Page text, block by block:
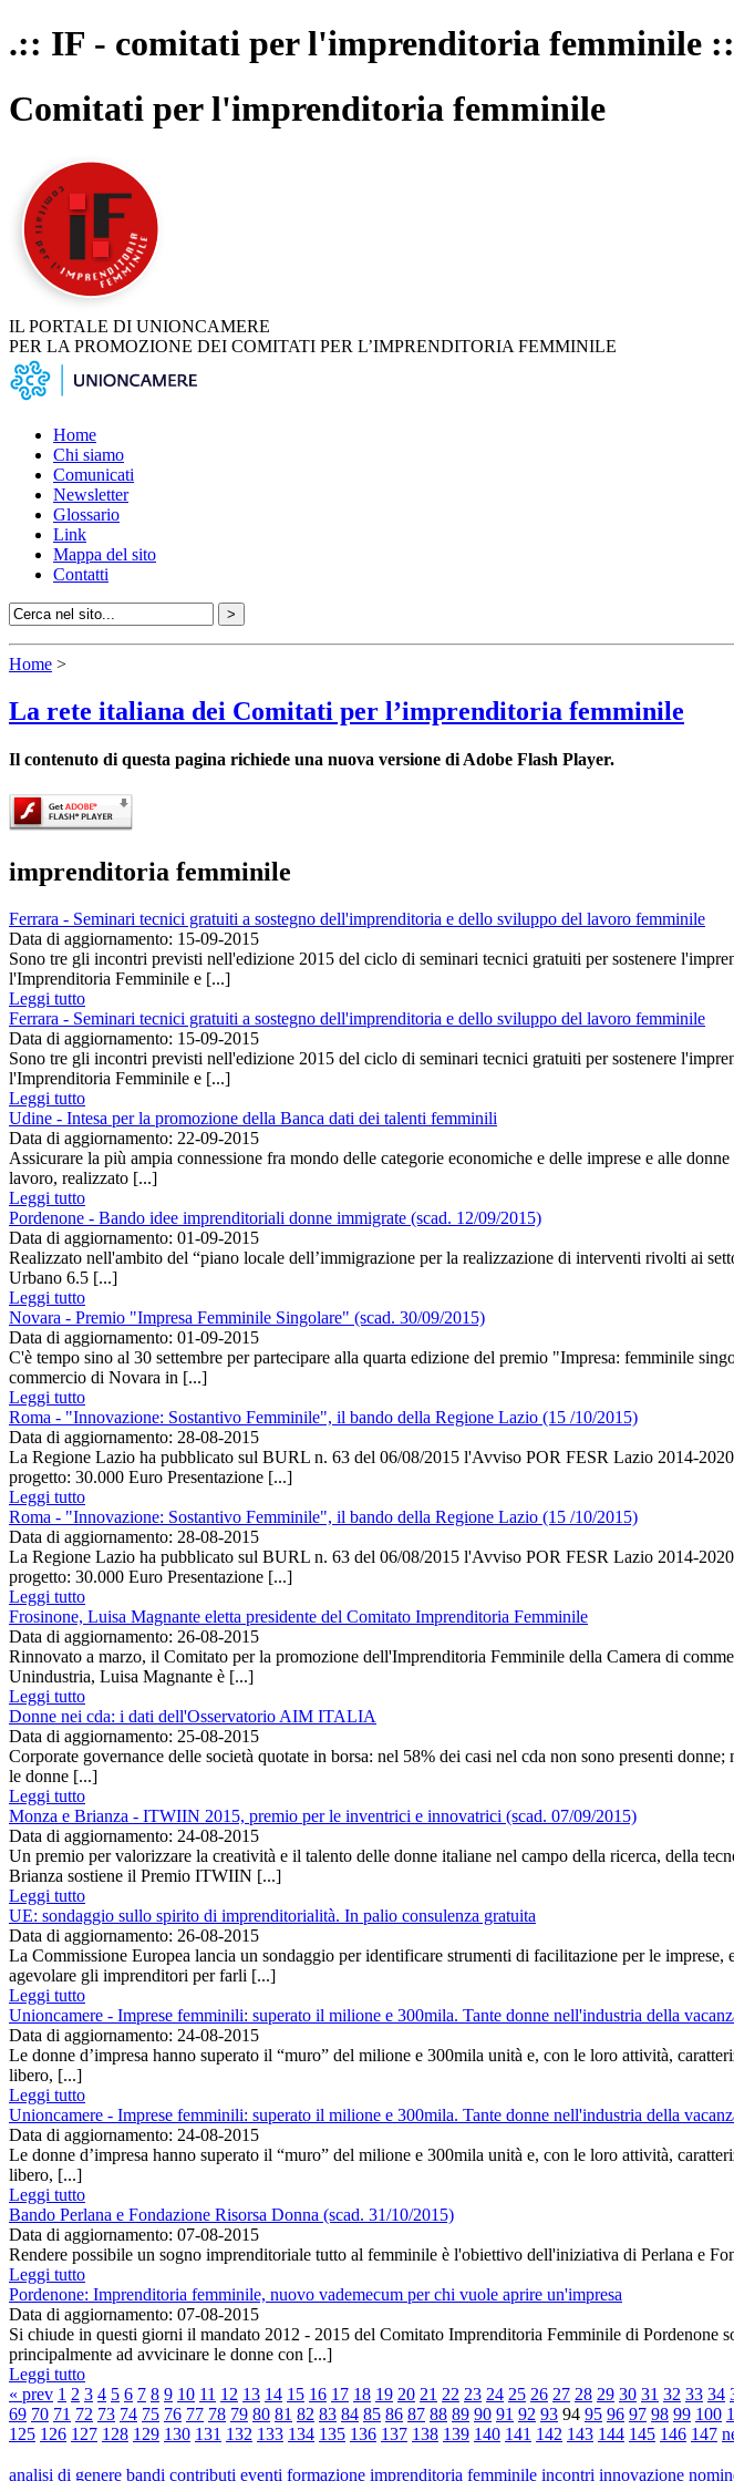
.:: IF - comitati per l'imprenditoria femminile
Comitati per l'imprenditoria femminile
IL PORTALE DI UNIONCAMERE
PER LA PROMOZIONE DEI COMITATI PER L’IMPRENDITORIA FEMMINILE
Home
Chi siamo
Comunicati
Newsletter
Glossario
Link
Mappa del sito
Contatti
Home >
La rete italiana dei Comitati per l’imprenditoria femminile
Il contenuto di questa pagina richiede una nuova versione di Adobe Flash Player.
imprenditoria femminile
Ferrara - Seminari tecnici gratuiti a sostegno dell'imprenditoria e dello sviluppo del lavoro femminile
Data di aggiornamento: 15-09-2015
Sono tre gli incontri previsti nell'edizione 2015 del ciclo di seminari tecnici gratuiti per sostenere
l'Imprenditoria Femminile e [...]
Leggi tutto
Ferrara - Seminari tecnici gratuiti a sostegno dell'imprenditoria e dello sviluppo del lavoro femminile
Data di aggiornamento: 15-09-2015
Sono tre gli incontri previsti nell'edizione 2015 del ciclo di seminari tecnici gratuiti per sostenere
l'Imprenditoria Femminile e [...]
Leggi tutto
Udine - Intesa per la promozione della Banca dati dei talenti femminili
Data di aggiornamento: 22-09-2015
Assicurare la più ampia connessione fra mondo delle categorie economiche e delle imprese e alle
lavoro, realizzato [...]
Leggi tutto
Pordenone - Bando idee imprenditoriali donne immigrate (scad. 12/09/2015)
Data di aggiornamento: 01-09-2015
Realizzato nell'ambito del “piano locale dell’immigrazione per la realizzazione di interventi rivolti ai
Urbano 6.5 [...]
Leggi tutto
Novara - Premio "Impresa Femminile Singolare" (scad. 30/09/2015)
Data di aggiornamento: 01-09-2015
C'è tempo sino al 30 settembre per partecipare alla quarta edizione del premio "Impresa: femminile
commercio di Novara in [...]
Leggi tutto
Roma - "Innovazione: Sostantivo Femminile", il bando della Regione Lazio (15 /10/2015)
Data di aggiornamento: 28-08-2015
La Regione Lazio ha pubblicato sul BURL n. 63 del 06/08/2015 l'Avviso POR FESR Lazio 2014-
progetto: 30.000 Euro Presentazione [...]
Leggi tutto
Roma - "Innovazione: Sostantivo Femminile", il bando della Regione Lazio (15 /10/2015)
Data di aggiornamento: 28-08-2015
La Regione Lazio ha pubblicato sul BURL n. 63 del 06/08/2015 l'Avviso POR FESR Lazio 2014-
progetto: 30.000 Euro Presentazione [...]
Leggi tutto
Frosinone, Luisa Magnante eletta presidente del Comitato Imprenditoria Femminile
Data di aggiornamento: 26-08-2015
Rinnovato a marzo, il Comitato per la promozione dell'Imprenditoria Femminile della Camera di
Unindustria, Luisa Magnante è [...]
Leggi tutto
Donne nei cda: i dati dell'Osservatorio AIM ITALIA
Data di aggiornamento: 25-08-2015
Corporate governance delle società quotate in borsa: nel 58% dei casi nel cda non sono presenti
le donne [...]
Leggi tutto
Monza e Brianza - ITWIIN 2015, premio per le inventrici e innovatrici (scad. 07/09/2015)
Data di aggiornamento: 24-08-2015
Un premio per valorizzare la creatività e il talento delle donne italiane nel campo della ricerca, della
Brianza sostiene il Premio ITWIIN [...]
Leggi tutto
UE: sondaggio sullo spirito di imprenditorialità. In palio consulenza gratuita
Data di aggiornamento: 26-08-2015
La Commissione Europea lancia un sondaggio per identificare strumenti di facilitazione per le
agevolare gli imprenditori per farli [...]
Leggi tutto
Unioncamere - Imprese femminili: superato il milione e 300mila. Tante donne nell'industria della
Data di aggiornamento: 24-08-2015
Le donne d’impresa hanno superato il “muro” del milione e 300mila unità e, con le loro attività,
libero, [...]
Leggi tutto
Unioncamere - Imprese femminili: superato il milione e 300mila. Tante donne nell'industria della
Data di aggiornamento: 24-08-2015
Le donne d’impresa hanno superato il “muro” del milione e 300mila unità e, con le loro attività,
libero, [...]
Leggi tutto
Bando Perlana e Fondazione Risorsa Donna (scad. 31/10/2015)
Data di aggiornamento: 07-08-2015
Rendere possibile un sogno imprenditoriale tutto al femminile è l'obiettivo dell'iniziativa di Perlana e
Leggi tutto
Pordenone: Imprenditoria femminile, nuovo vademecum per chi vuole aprire un'impresa
Data di aggiornamento: 07-08-2015
Si chiude in questi giorni il mandato 2012 - 2015 del Comitato Imprenditoria Femminile di Pordenone
principalmente ad avvicinare le donne con [...]
Leggi tutto
« prev 1 2 3 4 5 6 7 8 9 10 11 12 13 14 15 16 17 18 19 20 21 22 23 24 25 26 27 28 29 30 31 32 33 34
69 70 71 72 73 74 75 76 77 78 79 80 81 82 83 84 85 86 87 88 89 90 91 92 93 94 95 96 97 98 99 100
125 126 127 128 129 130 131 132 133 134 135 136 137 138 139 140 141 142 143 144 145 146 147
analisi di genere bandi contributi eventi formazione imprenditoria femminile incontri innovazione